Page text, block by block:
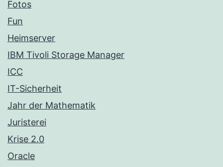
Fotos
Fun
Heimserver
IBM Tivoli Storage Manager
ICC
IT-Sicherheit
Jahr der Mathematik
Juristerei
Krise 2.0
Oracle